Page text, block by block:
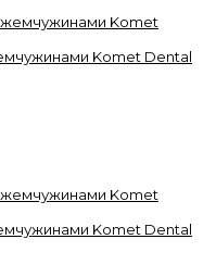
Komet Dental
Komet Dental